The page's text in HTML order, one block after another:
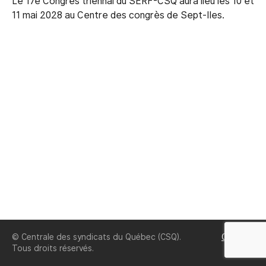
11 mai 2028 au Centre des congrès de Sept-Iles.
© Centrale des syndicats du Québec (CSQ).
Tous droits réservés.
GOOGLE